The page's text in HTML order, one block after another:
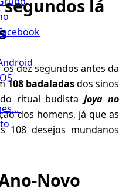
lá
dez segundos antes da
108 badaladasdos sinos
ritual budistaJoya no
dos homens, já que as
108 desejos mundanos
Novo